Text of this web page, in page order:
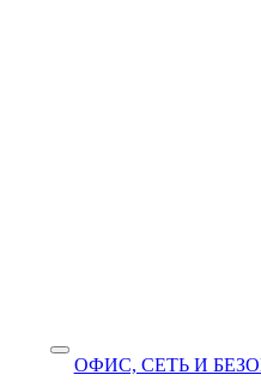
ОФИС, СЕТЬ И